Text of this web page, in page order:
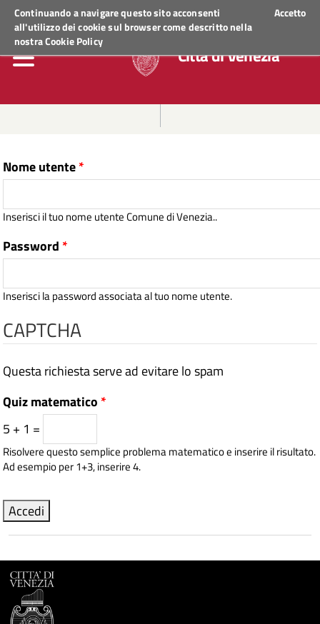
Continuando a navigare questo sito acconsenti
all'utilizzo dei cookie sul browser come descritto nella
nostraCookie Policy
Accetto
Regione Veneto ACCEDI AI SERVIZI
Città di Venezia
Nome utente*
Inserisci il tuo nome utente Comune di Venezia..
Password *
Inserisci la password associata al tuo nome utente.
CAPTCHA
Questa richiesta serve ad evitare lo spam
Quiz matematico *
5 + 1 =
Risolvere questo semplice problema matematico e inserire il risultato.
Ad esempio per 1+3, inserire 4.